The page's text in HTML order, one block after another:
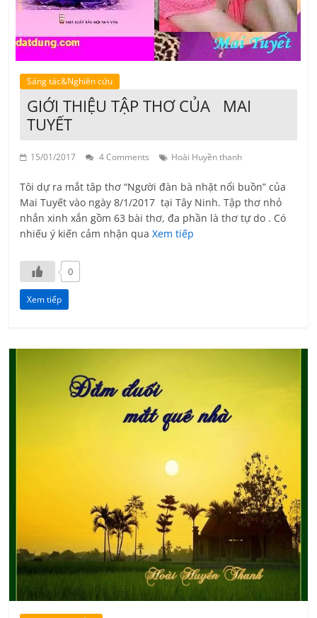
Sáng tác&Nghiên cứu
GIỚI THIỆU TẬP THƠ CỦA MAI
TUYẾT
15/01/2017 4 Comments Hoài Huyền thanh
Tôi dự ra mắt tâp thơ “Người đàn bà nhặt nổi buồn” của
Mai Tuyết vào ngày 8/1/2017 tại Tây Ninh. Tập thơ nhỏ
nhắn xinh xắn gồm 63 bài thơ, đa phần là thơ tự do . Có
nhiếu ý kiến cảm nhận quaXem tiếp
0
Xem tiếp